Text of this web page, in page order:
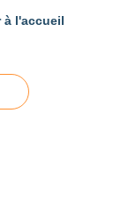
à l'accueil